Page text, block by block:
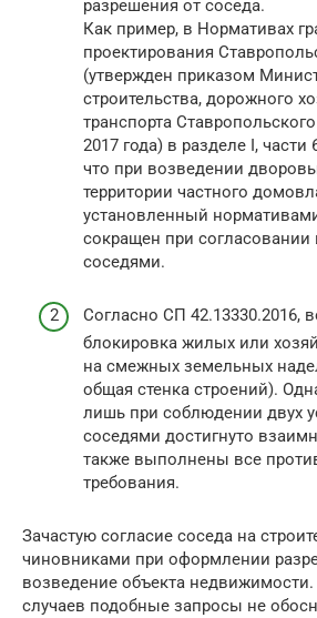
разрешения от соседа.
Как пример, в Нормативах
проектирования
(утвержден приказом
строительства, дорожного
транспорта
2017 года) в разделе I, части
что при возведении
территории частного
установленный
сокращен при согласовании
соседями.
Согласно СП 42.13330.2016,
блокировка жилых или
на смежных земельных
общая стенка строений).
лишь при соблюдении двух
соседями достигнуто
также выполнены все
требования.
Зачастую согласие соседа на
чиновниками при оформлении
возведение объекта
случаев подобные запросы не